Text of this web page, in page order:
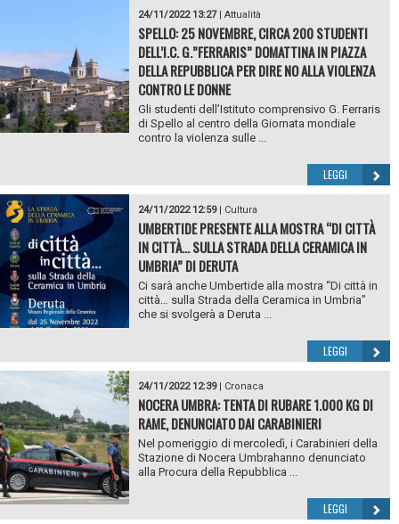
24/11/2022 13:27| Attualità
SPELLO: 25 NOVEMBRE, CIRCA 200 STUDENTI
DELL’I.C. G.”FERRARIS” DOMATTINA IN PIAZZA
DELLA REPUBBLICA PER DIRE NO ALLA VIOLENZA
CONTRO LE DONNE
Gli studenti dell’Istituto comprensivo G. Ferraris
di Spello al centro della Giornata mondiale
contro la violenza sulle ...
LEGGI
24/11/2022 12:59| Cultura
UMBERTIDE PRESENTE ALLA MOSTRA “DI CITTÀ
IN CITTÀ... SULLA STRADA DELLA CERAMICA IN
UMBRIA” DI DERUTA
Ci sarà anche Umbertide alla mostra “Di città in
città… sulla Strada della Ceramica in Umbria”
che si svolgerà a Deruta ...
LEGGI
24/11/2022 12:39| Cronaca
NOCERA UMBRA: TENTA DI RUBARE 1.000 KG DI
RAME, DENUNCIATO DAI CARABINIERI
Nel pomeriggio di mercoledì, i Carabinieri della
Stazione di Nocera Umbrahanno denunciato
alla Procura della Repubblica ...
LEGGI